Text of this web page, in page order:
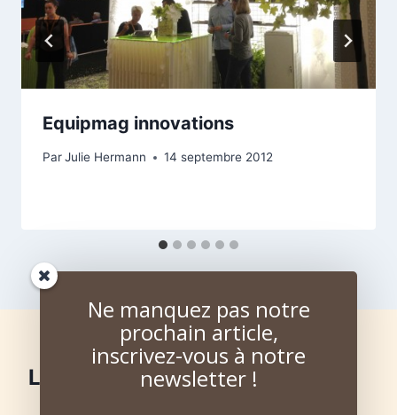
Equipmag innovations
ParJulie Hermann 14 septembre 2012
Laisser un commentaire
Ne manquez pas notre
prochain article,
inscrivez-vous à notre
newsletter !